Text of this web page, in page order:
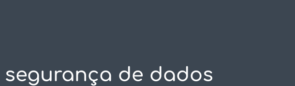
segurança de dados